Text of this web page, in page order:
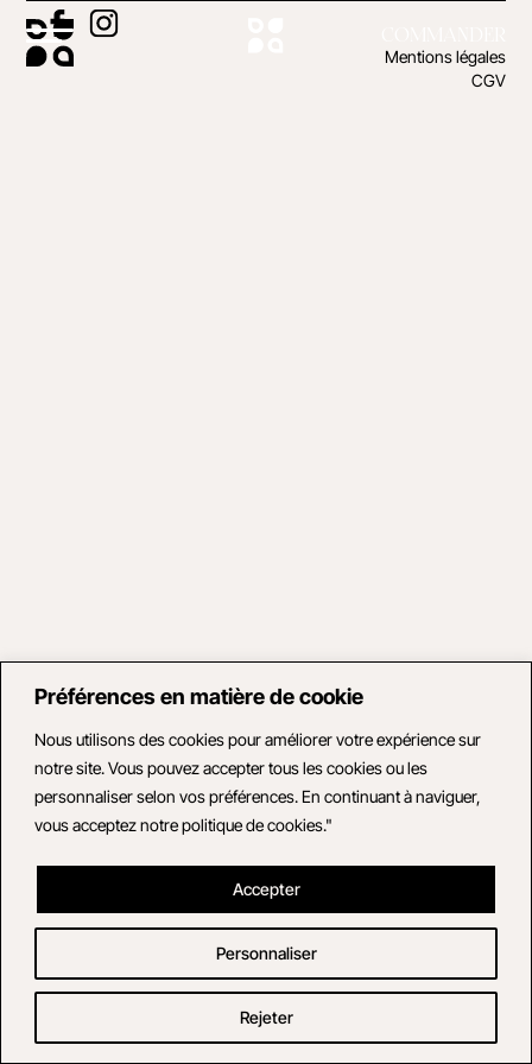
Préférences en matière de cookie
Nous utilisons des cookies pour améliorer votre expérience sur
notre site. Vous pouvez accepter tous les cookies ou les
personnaliser selon vos préférences. En continuant à naviguer,
vous acceptez notre politique de cookies."
Personnaliser
Rejeter
Accepter
Mentions légales
CGV